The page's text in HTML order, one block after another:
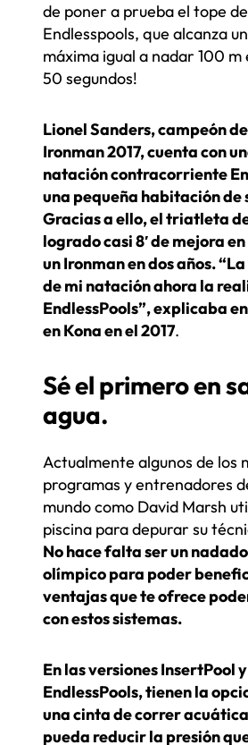
de poner a prueba el tope
Endlesspools, que alcanza
máxima igual a nadar 100 m
50 segundos!
Lionel Sanders, campeón
Ironman 2017, cuenta con
natación contracorriente
una pequeña habitación de
Gracias a ello, el triatleta
logrado casi 8′ de mejora
un Ironman en dos años.
de mi natación ahora la
EndlessPools”, explicaba
en Kona en el 2017.
Sé el primero en
agua.
Actualmente algunos de los
programas y entrenadores
mundo como David Marsh
piscina para depurar su
No hace falta ser un
olímpico para poder
ventajas que te ofrece
con estos sistemas.
En las versiones InsertPool
EndlessPools, tienen la
una cinta de correr
pueda reducir la presión